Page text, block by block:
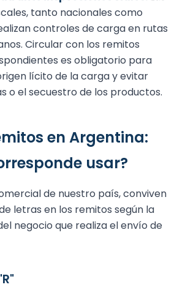
tanto nacionales como
controles de carga en rutas
Circular con los remitos
es obligatorio para
lícito de la carga y evitar
o el secuestro de los productos.
usar?
letras en los remitos según la
negocio que realiza el envío de